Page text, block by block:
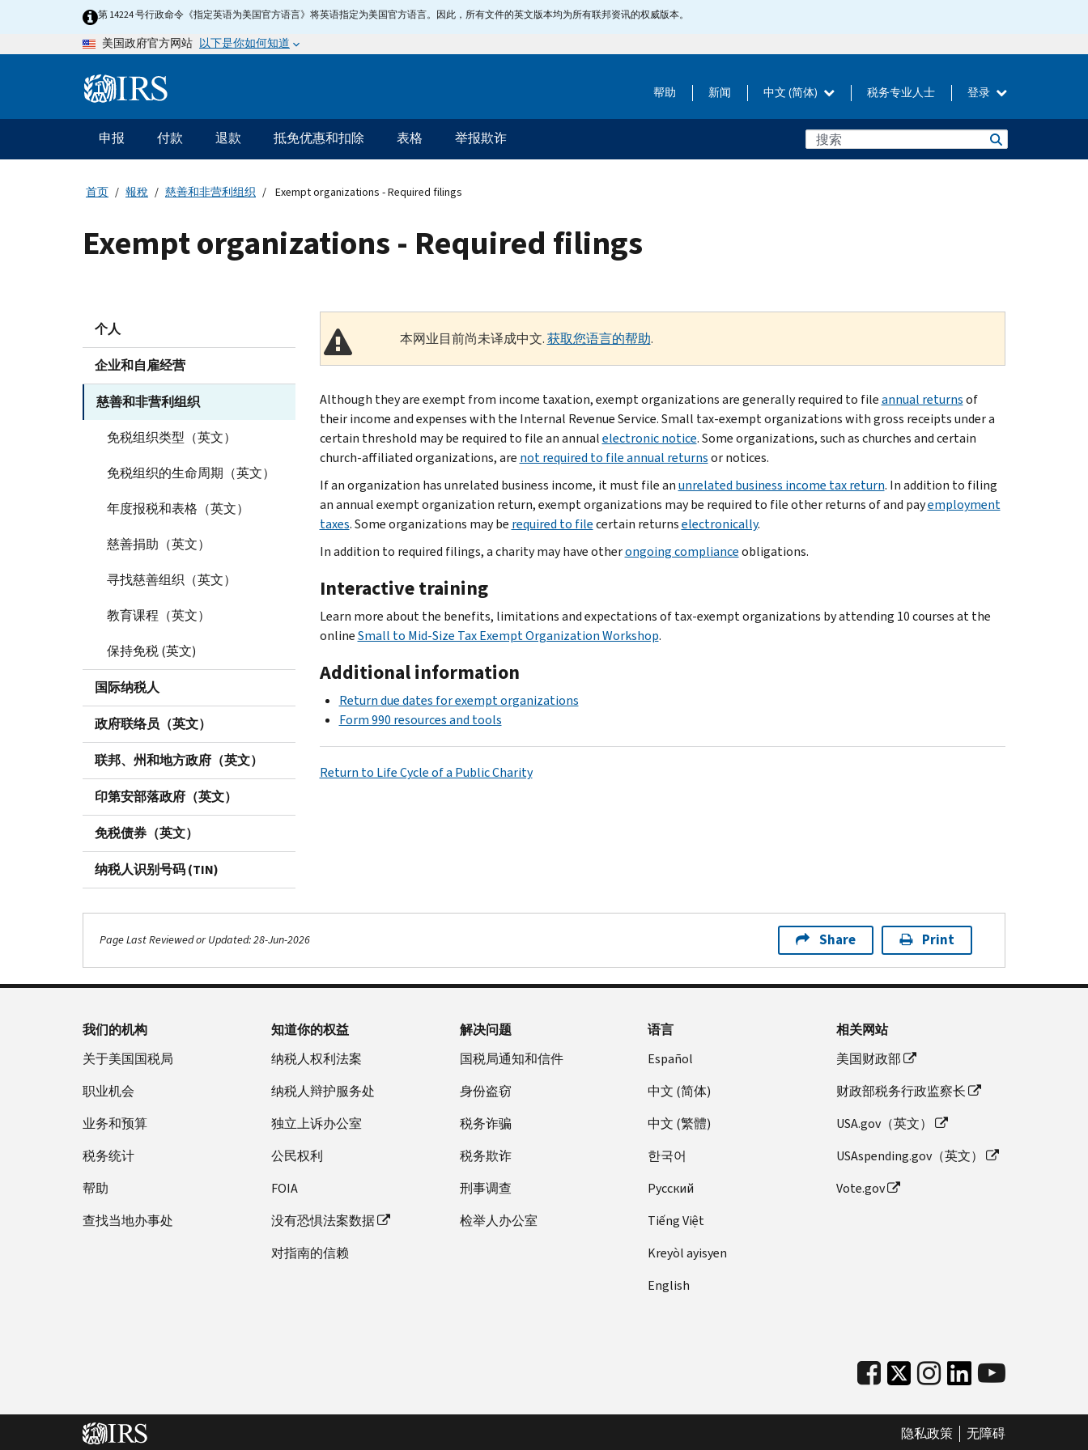
第 14224 号行政命令《指定英语为美国官方语言》将英语指定为美国官方语言。因此，所有文件的英文版本均为所有联邦资讯的权威版本。
美国政府官方网站 以下是你如何知道
Information 帮助 新闻 中文 (简体) 税务专业人士 登录
主
要
导
申报 付款 退款 抵免优惠和扣除 表格 举报欺诈
首页 報稅 慈善和非营利组织 Exempt organizations - Required filings
Exempt organizations - Required filings
个人
企业和自雇经营
慈善和非营利组织
免税组织类型（英文）
免税组织的生命周期（英文）
年度报税和表格（英文）
慈善捐助（英文）
寻找慈善组织（英文）
教育课程（英文）
保持免税 (英文)
国际纳税人
政府联络员（英文）
联邦、州和地方政府（英文）
印第安部落政府（英文）
免税债券（英文）
纳税人识别号码 (TIN)
本网业目前尚未译成中文.获取您语言的帮助.
Although they are exempt from income taxation, exempt organizations are generally required to fileannual returnsof
their income and expenses with the Internal Revenue Service. Small tax-exempt organizations with gross receipts under a
certain threshold may be required to file an annualelectronic notice. Some organizations, such as churches and certain
church-affiliated organizations, are not required to file annual returnsor notices.
If an organization has unrelated business income, it must file anunrelated business income tax return. In addition to filing
an annual exempt organization return, exempt organizations may be required to file other returns of and payemployment
taxes. Some organizations may be required to filecertain returnselectronically.
In addition to required filings, a charity may have otherongoing complianceobligations.
Interactive training
Learn more about the benefits, limitations and expectations of tax-exempt organizations by attending 10 courses at the
onlineSmall to Mid-Size Tax Exempt Organization Workshop.
Additional information
Return due dates for exempt organizations
Form 990 resources and tools
Return to Life Cycle of a Public Charity
Page Last Reviewed or Updated: 28-Jun-2026 Share Print
我们的机构
关于美国国税局
职业机会
业务和预算
税务统计
帮助
查找当地办事处
知道你的权益
纳税人权利法案
纳税人辩护服务处
独立上诉办公室
公民权利
FOIA
没有恐惧法案数据
对指南的信赖
解决问题
国税局通知和信件
身份盗窃
税务诈骗
税务欺诈
刑事调查
检举人办公室
语言
Español
中文 (简体)
中文 (繁體)
한국어
Pусский
Tiếng Việt
Kreyòl ayisyen
English
相关网站
美国财政部
财政部税务行政监察长
USA.gov（英文）
USAspending.gov（英文）
Vote.gov
隐私政策 无障碍